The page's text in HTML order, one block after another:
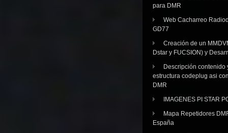
para DMR
Web Cacharreo
GD77
Creación de un
Dstar y FUCSION) y
Descripción contenido
estructura codeplug asi
DMR
IMAGENES PI STAR
Mapa Repetidores
España